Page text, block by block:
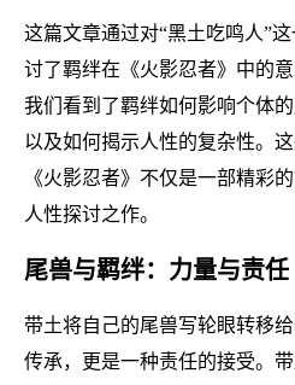
这篇文章通过对“黑土吃鸣人”
讨了羁绊在《火影忍者》中的
我们看到了羁绊如何影响个体
以及如何揭示人性的复杂性。
《火影忍者》不仅是一部精彩
人性探讨之作。
尾兽与羁绊：力量与责任
带土将自己的尾兽写轮眼转移
传承，更是一种责任的接受。